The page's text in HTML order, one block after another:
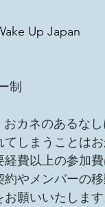
Up Japan
制
おカネのあるな
しまうことは
経費以上の参加
約やメンバーの
願いいたしま